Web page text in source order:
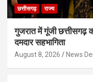
छत्तीसगढ़ राज्य
गुजरात में गूंजी छत्तीसगढ़
दमदार सहभागिता
August 8, 2026 News